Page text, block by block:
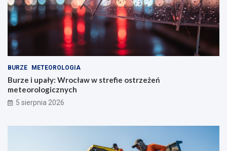
BURZE METEOROLOGIA
Burze i upały: Wrocław w strefie ostrzeżeń
meteorologicznych
5 sierpnia 2026